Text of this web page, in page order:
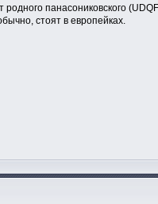
панасониковского
стоят в европейках.